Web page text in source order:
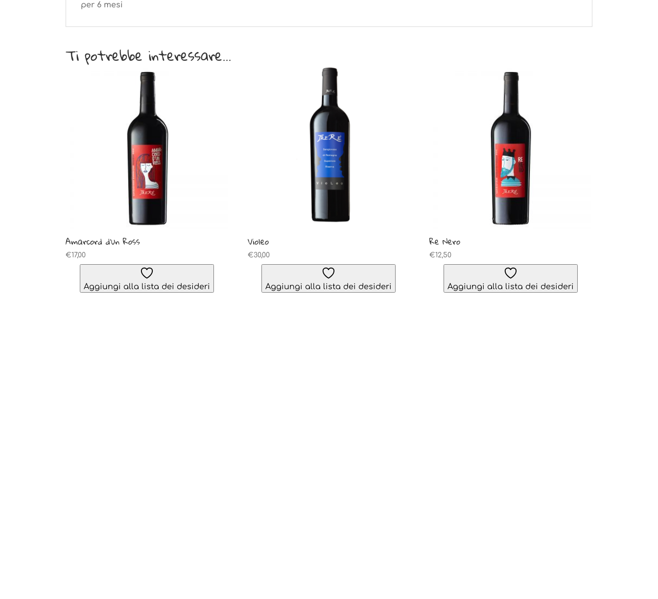
per 6 mesi
Ti potrebbe interessare…
Amarcord d’un Ross
€17,00
Aggiungi alla lista dei desideri
Violeo
€30,00
Aggiungi alla lista dei desideri
Re Nero
€12,50
Aggiungi alla lista dei desideri